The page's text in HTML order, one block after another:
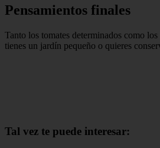
Pensamientos finales
Tanto los tomates determinados como
tienes un jardín pequeño o quieres
Tal vez te puede interesar: